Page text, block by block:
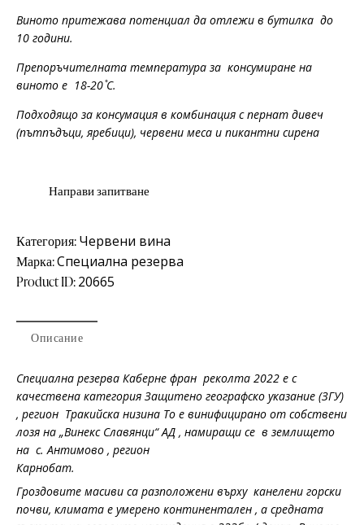
Виното притежава потенциал да отлежи в бутилка до
10 години.
Препоръчителната температура за консумиране на
виното е 18-20 ̊С.
Подходящо за консумация в комбинация с пернат дивеч
(пътпъдъци, яребици), червени меса и пикантни сирена
Категория:Червени вина
Марка:Специална резерва
Product ID:20665
Описание
Специална резерва Каберне фран реколта 2022 е с
качествена категория Защитено географско указание (ЗГУ)
, регион Тракийска низина То е винифицирано от собствени
лозя на „Винекс Славянци“ АД , намиращи се в землището
на с. Антимово , регион
Карнобат.
Гроздовите масиви са разположени върху канелени горски
почви, климата е умерено континентален , а средната